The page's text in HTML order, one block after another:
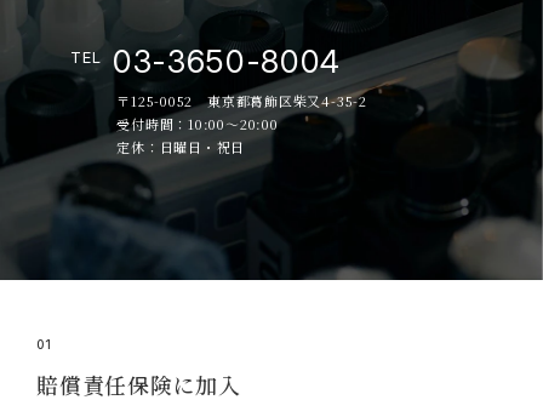
TEL 03-3650-8004
〒125-0052 東京都葛飾区柴又4-35-2
受付時間：10:00～20:00
定休：日曜日・祝日
01
賠償責任保険に加入